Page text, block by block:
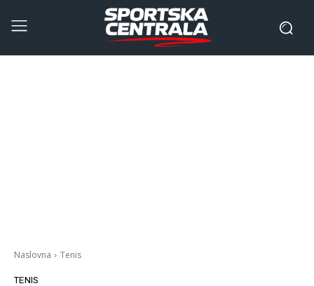
Naslovna Tenis
TENIS